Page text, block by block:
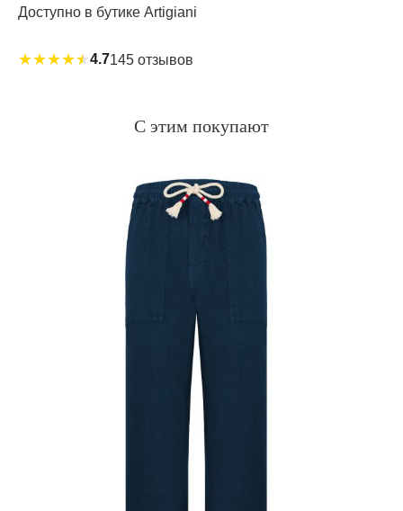
Доступно в бутике Artigiani
★★★★★4.7145 отзывов
С этим покупают